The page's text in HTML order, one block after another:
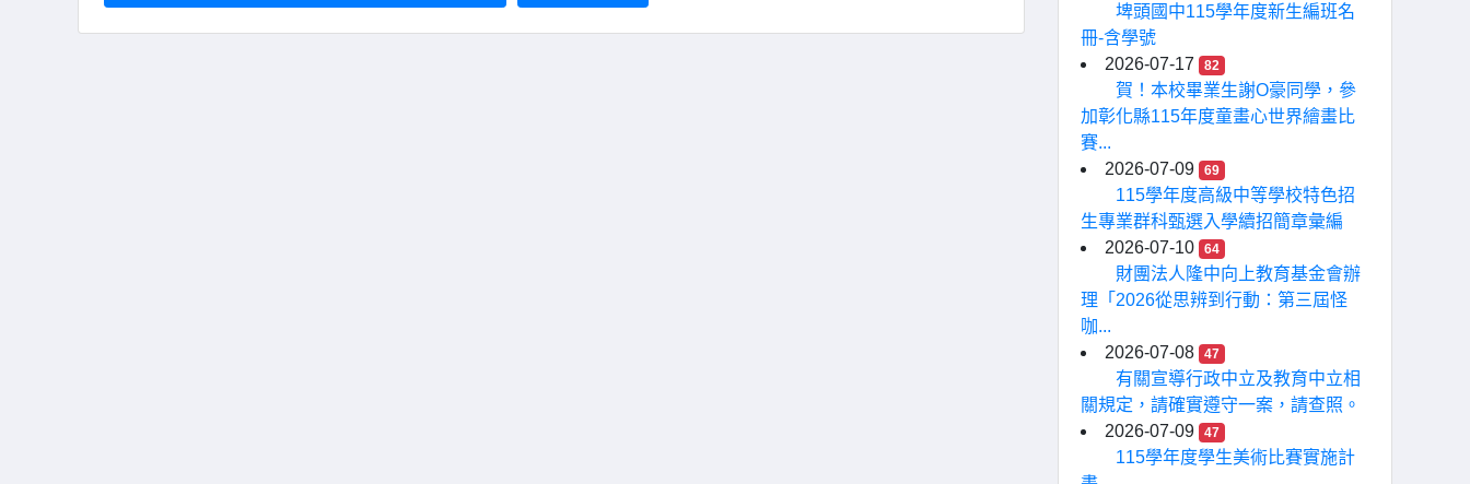
埤頭國中115學年度新生編班名
冊-含學號
2026-07-17
82
賀！本校畢業生謝O豪同學，參
加彰化縣115年度童畫心世界繪畫比
賽...
2026-07-09
69
115學年度高級中等學校特色招
生專業群科甄選入學續招簡章彙編
2026-07-10
64
財團法人隆中向上教育基金會辦
理「2026從思辨到行動：第三屆怪
咖...
2026-07-08
47
有關宣導行政中立及教育中立相
關規定，請確實遵守一案，請查照。
2026-07-09
47
115學年度學生美術比賽實施計